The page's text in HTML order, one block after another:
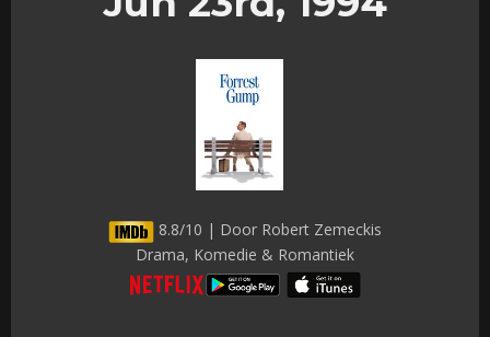
8.8/10 | Door Robert Zemeckis
Drama, Komedie & Romantiek